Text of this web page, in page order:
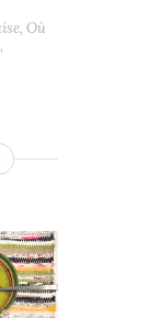
, Où
,